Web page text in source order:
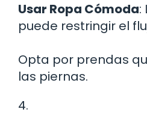
Usar Ropa Cómoda:
puede restringir el
Opta por prendas
las piernas.
4.